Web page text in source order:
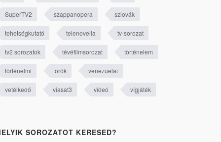
SuperTV2 szappanopera szlovák
tehetségkutató telenovella tv-sorozat
tv2 sorozatok tévéfilmsorozat történelem
történelmi török venezuelai
vetélkedő viasat3 videó vígjáték
SOROZATOT KERESED?